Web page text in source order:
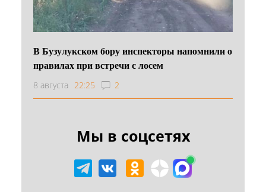
В Бузулукском бору инспекторы напомнили о
правилах при встречи с лосем
8 августа 22:25 2
Мы в соцсетях